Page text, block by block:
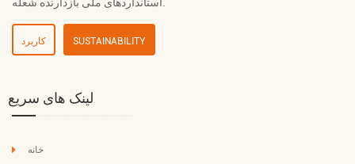
کاربرد SUSTAINABILITY
لینک های سریع
خانه